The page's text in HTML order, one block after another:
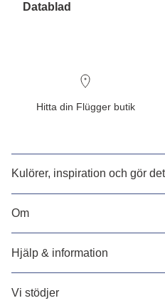
Datablad
Hitta din Flügger butik
Kulörer, inspiration och gör
Om
Hjälp & information
Vi stödjer